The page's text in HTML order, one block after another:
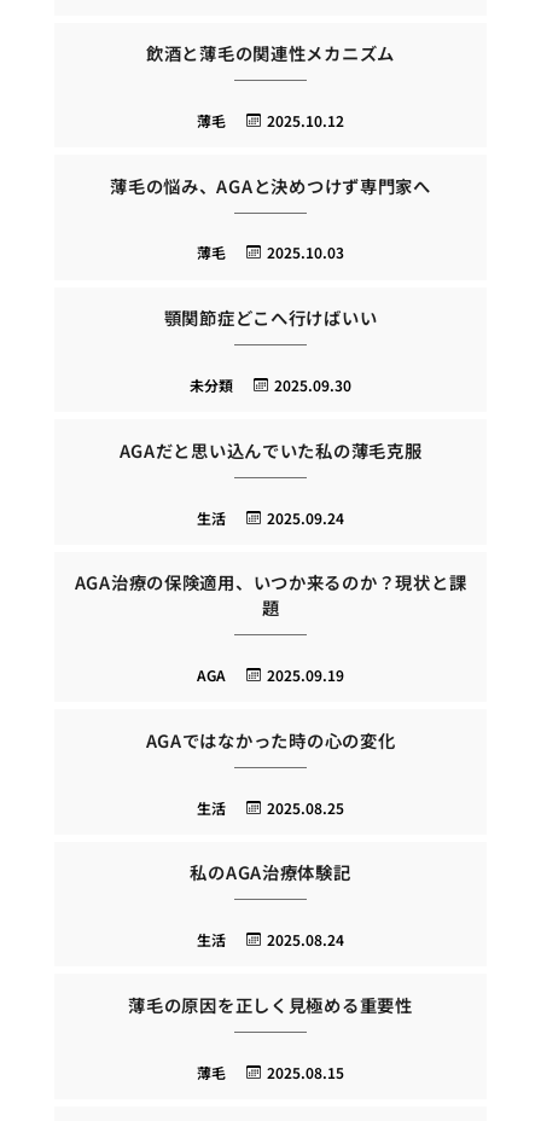
飲酒と薄毛の関連性メカニズム
2025.10.12
薄毛
薄毛の悩み、AGAと決めつけず専門家へ
2025.10.03
薄毛
顎関節症どこへ行けばいい
2025.09.30
未分類
AGAだと思い込んでいた私の薄毛克服
2025.09.24
生活
AGA治療の保険適用、いつか来るのか？現状と課
題
2025.09.19
AGA
AGAではなかった時の心の変化
2025.08.25
生活
私のAGA治療体験記
2025.08.24
生活
薄毛の原因を正しく見極める重要性
2025.08.15
薄毛